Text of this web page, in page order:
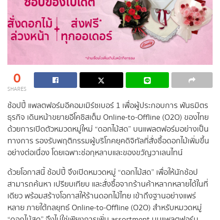
0
SHARES
ช้อปปี้ แพลตฟอร์มอีคอมเมิร์ซเบอร์ 1 เพื่อผู้ประกอบการ พันธมิตร
ธุรกิจ เดินหน้าขยายอีโคซิสเต็ม Online‑to‑Offline (O2O) ของไทย
ด้วยการเปิดตัวหมวดหมู่ใหม่ “ดอกไม้สด” บนแพลตฟอร์มอย่างเป็น
ทางการ รองรับพฤติกรรมผู้บริโภคยุคดิจิทัลที่สั่งซื้อดอกไม้เพิ่มขึ้น
อย่างต่อเนื่อง โดยเฉพาะช่อกุหลาบและของขวัญวาเลนไทน์
ด้วยโอกาสนี้ ช้อปปี้ จึงเปิดหมวดหมู่ “ดอกไม้สด” เพื่อให้นักช้อป
สามารถค้นหา เปรียบเทียบ และสั่งซื้อจากร้านค้าหลากหลายได้ในที่
เดียว พร้อมสร้างโอกาสให้ร้านดอกไม้ไทย เข้าถึงฐานอย่างแพร่
หลาย ภายใต้กลยุทธ์ Online‑to‑Offline (O2O) สำหรับหมวดหมู่